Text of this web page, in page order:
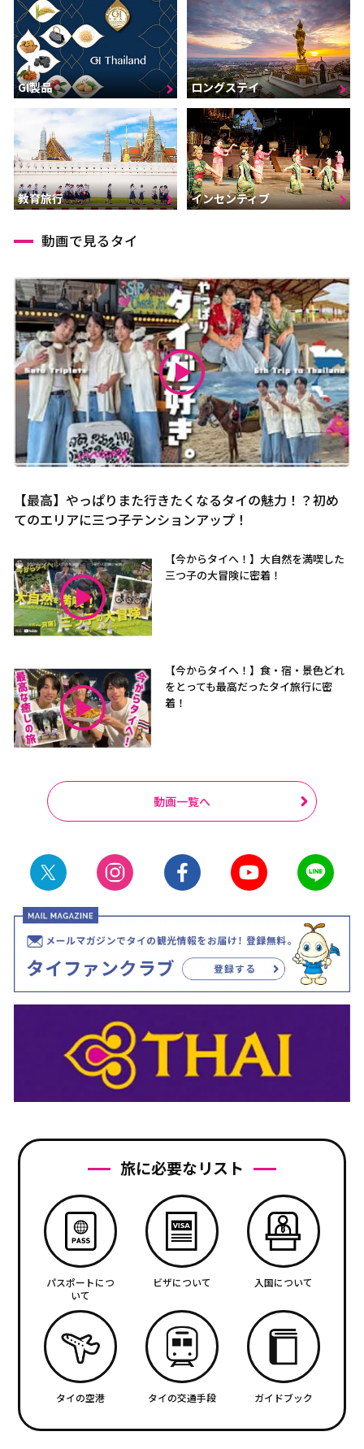
GI製品 ロングステイ
教育旅行 インセンティブ
動画で見るタイ
【最高】やっぱりまた行きたくなるタイの魅力！？初め
てのエリアに三つ子テンションアップ！
【今からタイへ！】大自然を満喫した
三つ子の大冒険に密着！
【今からタイへ！】食・宿・景色どれ
をとっても最高だったタイ旅行に密
着！
動画一覧へ
旅に必要なリスト
パスポートにつ
いて
ビザについて 入国について
タイの空港 タイの交通手段 ガイドブック